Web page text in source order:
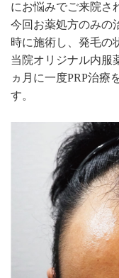
にお悩みでご来院さ
今回お薬処方のみの
時に施術し、発毛の
当院オリジナル内服
ヵ月に一度PRP治療
す。